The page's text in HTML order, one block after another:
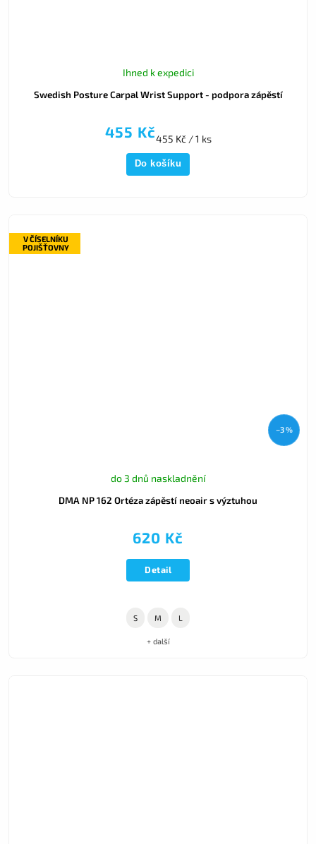
Swedish Posture Carpal Wrist Support - podpora zápěstí
Ihned k expedici
455 Kč455 Kč / 1 ks
Do košíku
V ČÍSELNÍKU
POJIŠŤOVNY
–3 %
DMA NP 162 Ortéza zápěstí neoair s výztuhou
do 3 dnů naskladnění
620 Kč
Detail
S M L
+ další